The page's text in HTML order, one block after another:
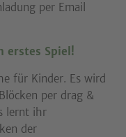
per Email
erstes Spiel!
für Kinder. Es wird
per drag &
lernt ihr
der